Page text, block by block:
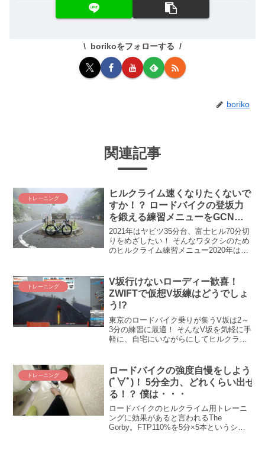
borikoをフォローする
boriko
関連記事
トレーニング
ヒルクライム速くなりたくないで
すか！？ ロードバイクの登坂力
を鍛える練習メニューをGCNに
聞いてみた
2021年はヤビツ35分台、富士ヒル70分切
りをめざしたい！ そんなワタクシのため
のヒルクライム練習メニュー2020年はま
のでは！？ ロードバイク乗りにとっての
大きな目...
トレーニング
V坂行けないローディー歓喜！
ZWIFTで仮想V坂練はどうでしょ
う!?
東京のロードバイク乗りが集うV坂は2～
3分の練習に最適！ そんなV坂を気軽に手
軽に、自宅にいながらにしてヒルクライ
ークアウトで、自宅にいながらにしてV
坂に上ってみました！
トレーニング
ロードバイクの強度自慢をしよう
(ﾟ∀ﾟ)！ 5分全力、どれくらい出せ
る！？ 僕は・・・
ロードバイクのヒルクライム用トレーニ
ングに効果があると言われるThe
Gorby。FTP110%を5分×5本というシン